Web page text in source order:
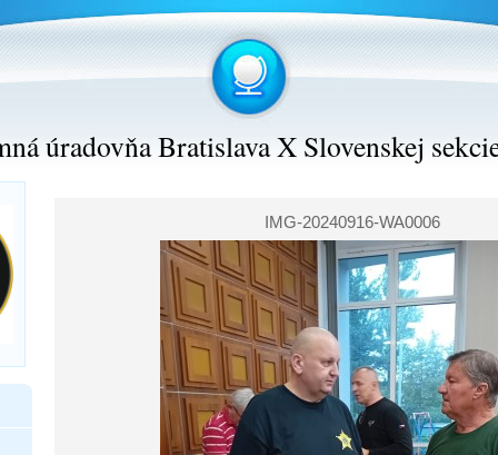
úradovňa Bratislava X Slovenskej
IMG-20240916-WA0006